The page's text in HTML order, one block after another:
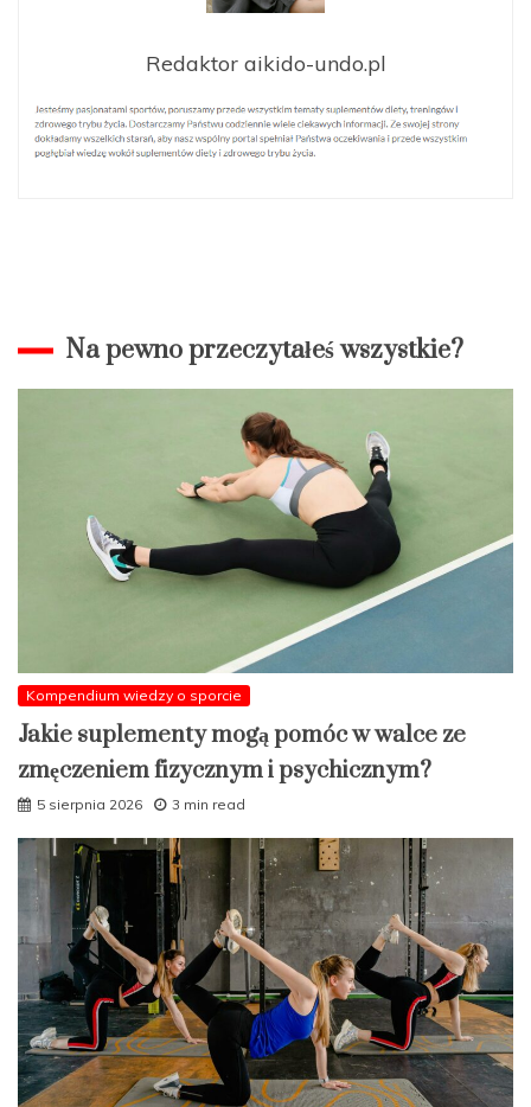
Redaktor aikido-undo.pl
Na pewno przeczytałeś wszystkie?
Kompendium wiedzy o sporcie
Jakie suplementy mogą pomóc w walce ze
zmęczeniem fizycznym i psychicznym?
5 sierpnia 2026 3 min read